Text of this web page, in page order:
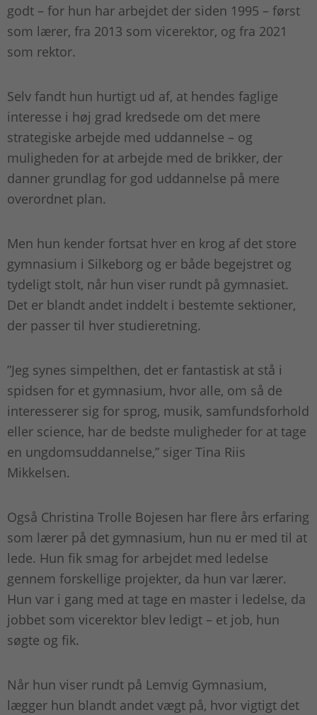
godt – for hun har arbejdet der siden 1995 – først
som lærer, fra 2013 som vicerektor, og fra 2021
som rektor.
Selv fandt hun hurtigt ud af, at hendes faglige
interesse i høj grad kredsede om det mere
strategiske arbejde med uddannelse – og
muligheden for at arbejde med de brikker, der
danner grundlag for god uddannelse på mere
overordnet plan.
Men hun kender fortsat hver en krog af det store
gymnasium i Silkeborg og er både begejstret og
tydeligt stolt, når hun viser rundt på gymnasiet.
Det er blandt andet inddelt i bestemte sektioner,
der passer til hver studieretning.
”Jeg synes simpelthen, det er fantastisk at stå i
spidsen for et gymnasium, hvor alle, om så de
interesserer sig for sprog, musik, samfundsforhold
eller science, har de bedste muligheder for at tage
en ungdomsuddannelse,” siger Tina Riis
Mikkelsen.
Også Christina Trolle Bojesen har flere års erfaring
som lærer på det gymnasium, hun nu er med til at
lede. Hun fik smag for arbejdet med ledelse
gennem forskellige projekter, da hun var lærer.
Hun var i gang med at tage en master i ledelse, da
jobbet som vicerektor blev ledigt – et job, hun
søgte og fik.
Når hun viser rundt på Lemvig Gymnasium,
lægger hun blandt andet vægt på, hvor vigtigt det